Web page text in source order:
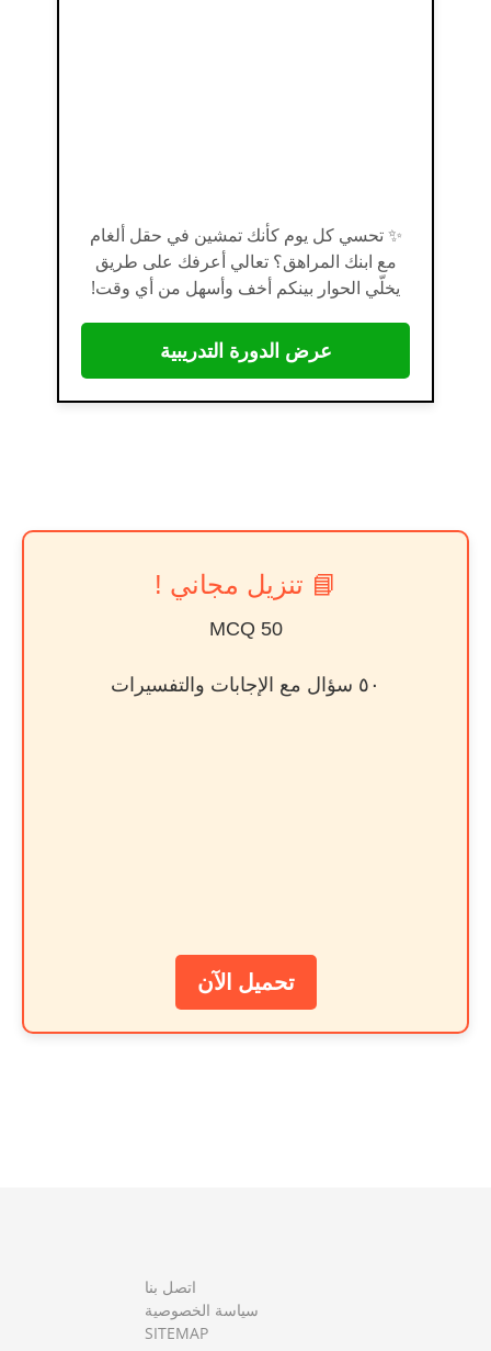
✨ تحسي كل يوم كأنك تمشين في حقل ألغام
مع ابنك المراهق؟ تعالي أعرفك على طريق
يخلّي الحوار بينكم أخف وأسهل من أي وقت!
عرض الدورة التدريبية
📘 تنزيل مجاني !
50 MCQ
٥٠ سؤال مع الإجابات والتفسيرات
تحميل الآن
اتصل بنا
سياسة الخصوصية
SITEMAP